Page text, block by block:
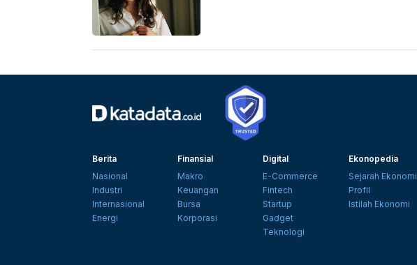
Berita
Nasional
Industri
Internasional
Energi
Finansial
Makro
Keuangan
Bursa
Korporasi
Digital
E-Commerce
Fintech
Startup
Gadget
Teknologi
Ekonopedia
Sejarah Ekonomi
Profil
Istilah Ekonomi